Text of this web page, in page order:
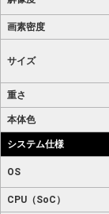
画素密度
サイズ
重さ
本体色
システム仕様
OS
CPU（SoC）